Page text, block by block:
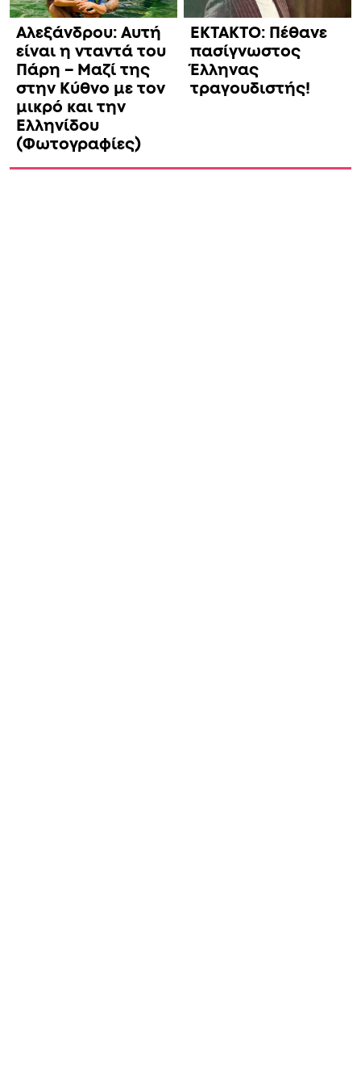
Αλεξάνδρου: Αυτή
είναι η νταντά του
Πάρη – Μαζί της
στην Κύθνο με τον
μικρό και την
Ελληνίδου
(Φωτογραφίες)
ΕΚΤΑΚΤΟ: Πέθανε
πασίγνωστος
Έλληνας
τραγουδιστής!